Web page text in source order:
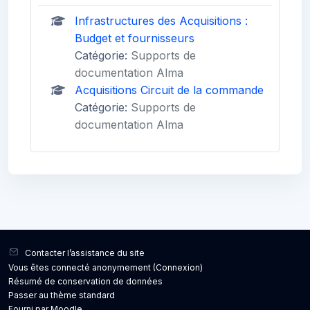
Infrastructures des Acquisitions :
Budget et fournisseurs
Catégorie: Supports de
documentation Alma
Acquisitions Circuit de la commande
Catégorie: Supports de
documentation Alma
Contacter l’assistance du site
Vous êtes connecté anonymement (Connexion)
Résumé de conservation de données
Passer au thème standard